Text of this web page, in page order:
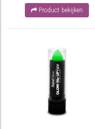
Product bekijken